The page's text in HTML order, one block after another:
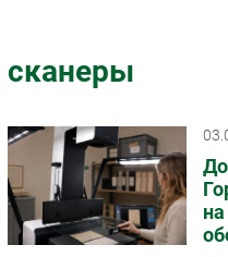
Импорто­замещение
Автоматизация
Интернет
Мобильная связь
Фиксированная связь
Интеграция
Рынок ПК
сканеры